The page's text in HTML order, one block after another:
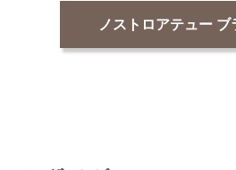
ノストロアテュー